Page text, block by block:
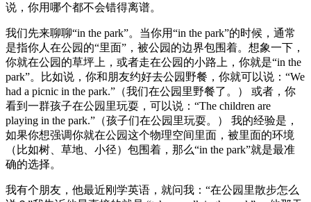
说，你用哪个都不会错得离谱。
我们先来聊聊“in the park”。当你用“in the park”的时候，通常
是指你人在公园的“里面”，被公园的边界包围着。想象一下，
你就在公园的草坪上，或者走在公园的小路上，你就是“in the
park”。比如说，你和朋友约好去公园野餐，你就可以说：“We
had a picnic in the park.”（我们在公园里野餐了。） 或者，你
看到一群孩子在公园里玩耍，可以说：“The children are
playing in the park.”（孩子们在公园里玩耍。） 我的经验是，
如果你想强调你就在公园这个物理空间里面，被里面的环境
（比如树、草地、小径）包围着，那么“in the park”就是最准
确的选择。
我有个朋友，他最近刚学英语，就问我：“在公园里散步怎么